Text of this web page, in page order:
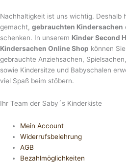
Nachhaltigkeit ist uns wichtig. Deshalb
gemacht, gebrauchten Kindersachen
schenken. In unserem Kinder Second
Kindersachen Online Shop können
gebrauchte Anziehsachen,
sowie Kindersitze und Babyschalen
viel Spaß beim stöbern.
Ihr Team der Saby´s Kinderkiste
Mein Account
Widerrufsbelehrung
AGB
Bezahlmöglichkeiten